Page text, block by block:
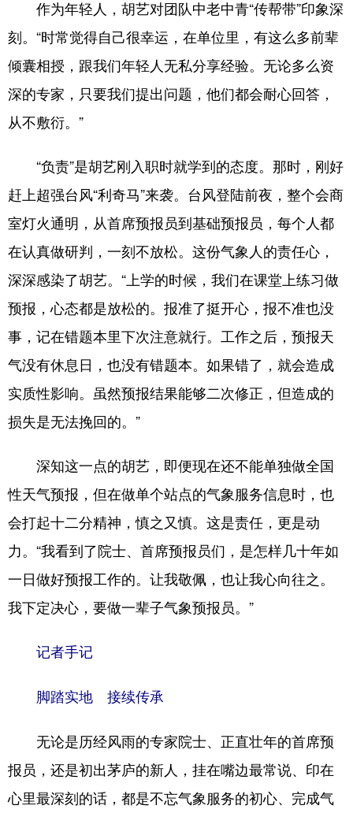
作为年轻人，胡艺对团队中老中青“传帮带”印象深
刻。“时常觉得自己很幸运，在单位里，有这么多前辈
倾囊相授，跟我们年轻人无私分享经验。无论多么资
深的专家，只要我们提出问题，他们都会耐心回答，
从不敷衍。”
“负责”是胡艺刚入职时就学到的态度。那时，刚好
赶上超强台风“利奇马”来袭。台风登陆前夜，整个会商
室灯火通明，从首席预报员到基础预报员，每个人都
在认真做研判，一刻不放松。这份气象人的责任心，
深深感染了胡艺。“上学的时候，我们在课堂上练习做
预报，心态都是放松的。报准了挺开心，报不准也没
事，记在错题本里下次注意就行。工作之后，预报天
气没有休息日，也没有错题本。如果错了，就会造成
实质性影响。虽然预报结果能够二次修正，但造成的
损失是无法挽回的。”
深知这一点的胡艺，即便现在还不能单独做全国
性天气预报，但在做单个站点的气象服务信息时，也
会打起十二分精神，慎之又慎。这是责任，更是动
力。“我看到了院士、首席预报员们，是怎样几十年如
一日做好预报工作的。让我敬佩，也让我心向往之。
我下定决心，要做一辈子气象预报员。”
记者手记
脚踏实地 接续传承
无论是历经风雨的专家院士、正直壮年的首席预
报员，还是初出茅庐的新人，挂在嘴边最常说、印在
心里最深刻的话，都是不忘气象服务的初心、完成气